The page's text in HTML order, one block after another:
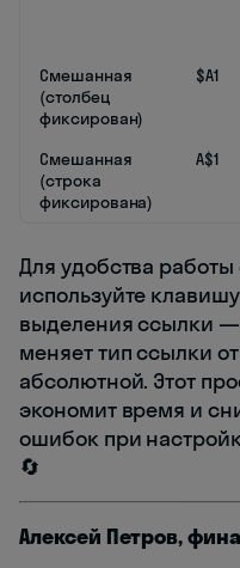
Смешанная
(столбец
фиксирован)
$A1
Смешанная
(строка
фиксирована)
A$1
Для удобства
используйте
выделения ссылки
меняет тип ссылки
абсолютной. Этот
экономит время и
ошибок при
🔄
Алексей Петров,